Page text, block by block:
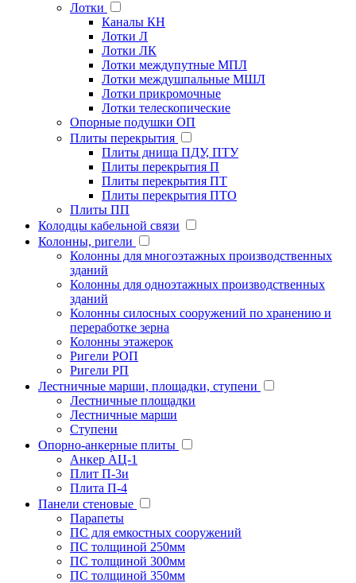
Лотки
Каналы КН
Лотки Л
Лотки ЛК
Лотки междупутные МПЛ
Лотки междушпальные МШЛ
Лотки прикромочные
Лотки телескопические
Опорные подушки ОП
Плиты перекрытия
Плиты днища ПДУ, ПТУ
Плиты перекрытия П
Плиты перекрытия ПТ
Плиты перекрытия ПТО
Плиты ПП
Колодцы кабельной связи
Колонны, ригели
Колонны для многоэтажных производственных
зданий
Колонны для одноэтажных производственных
зданий
Колонны силосных сооружений по хранению и
переработке зерна
Колонны этажерок
Ригели РОП
Ригели РП
Лестничные марши, площадки, ступени
Лестничные площадки
Лестничные марши
Ступени
Опорно-анкерные плиты
Анкер АЦ-1
Плит П-3и
Плита П-4
Панели стеновые
Парапеты
ПС для емкостных сооружений
ПС толщиной 250мм
ПС толщиной 300мм
ПС толщиной 350мм